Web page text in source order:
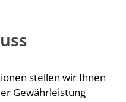
stellen wir Ihnen
Gewährleistung